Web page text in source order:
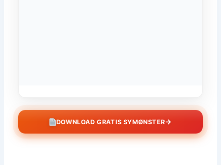
DOWNLOAD GRATIS SYMØNSTER→